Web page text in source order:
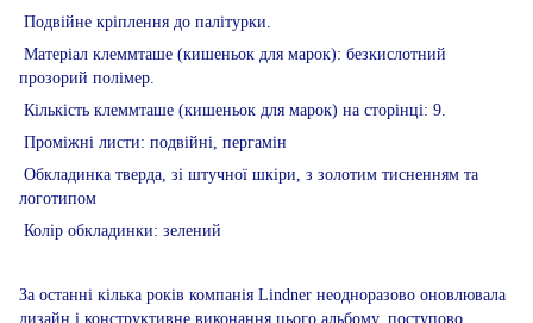
Подвійне кріплення до палітурки.
Матеріал клеммташе (кишеньок для марок): безкислотний
прозорий полімер.
Кількість клеммташе (кишеньок для марок) на сторінці: 9.
Проміжні листи: подвійні, пергамін
Обкладинка тверда, зі штучної шкіри, з золотим тисненням та
логотипом
Колір обкладинки: зелений
За останні кілька років компанія Lindner неодноразово оновлювала
дизайн і конструктивне виконання цього альбому, поступово